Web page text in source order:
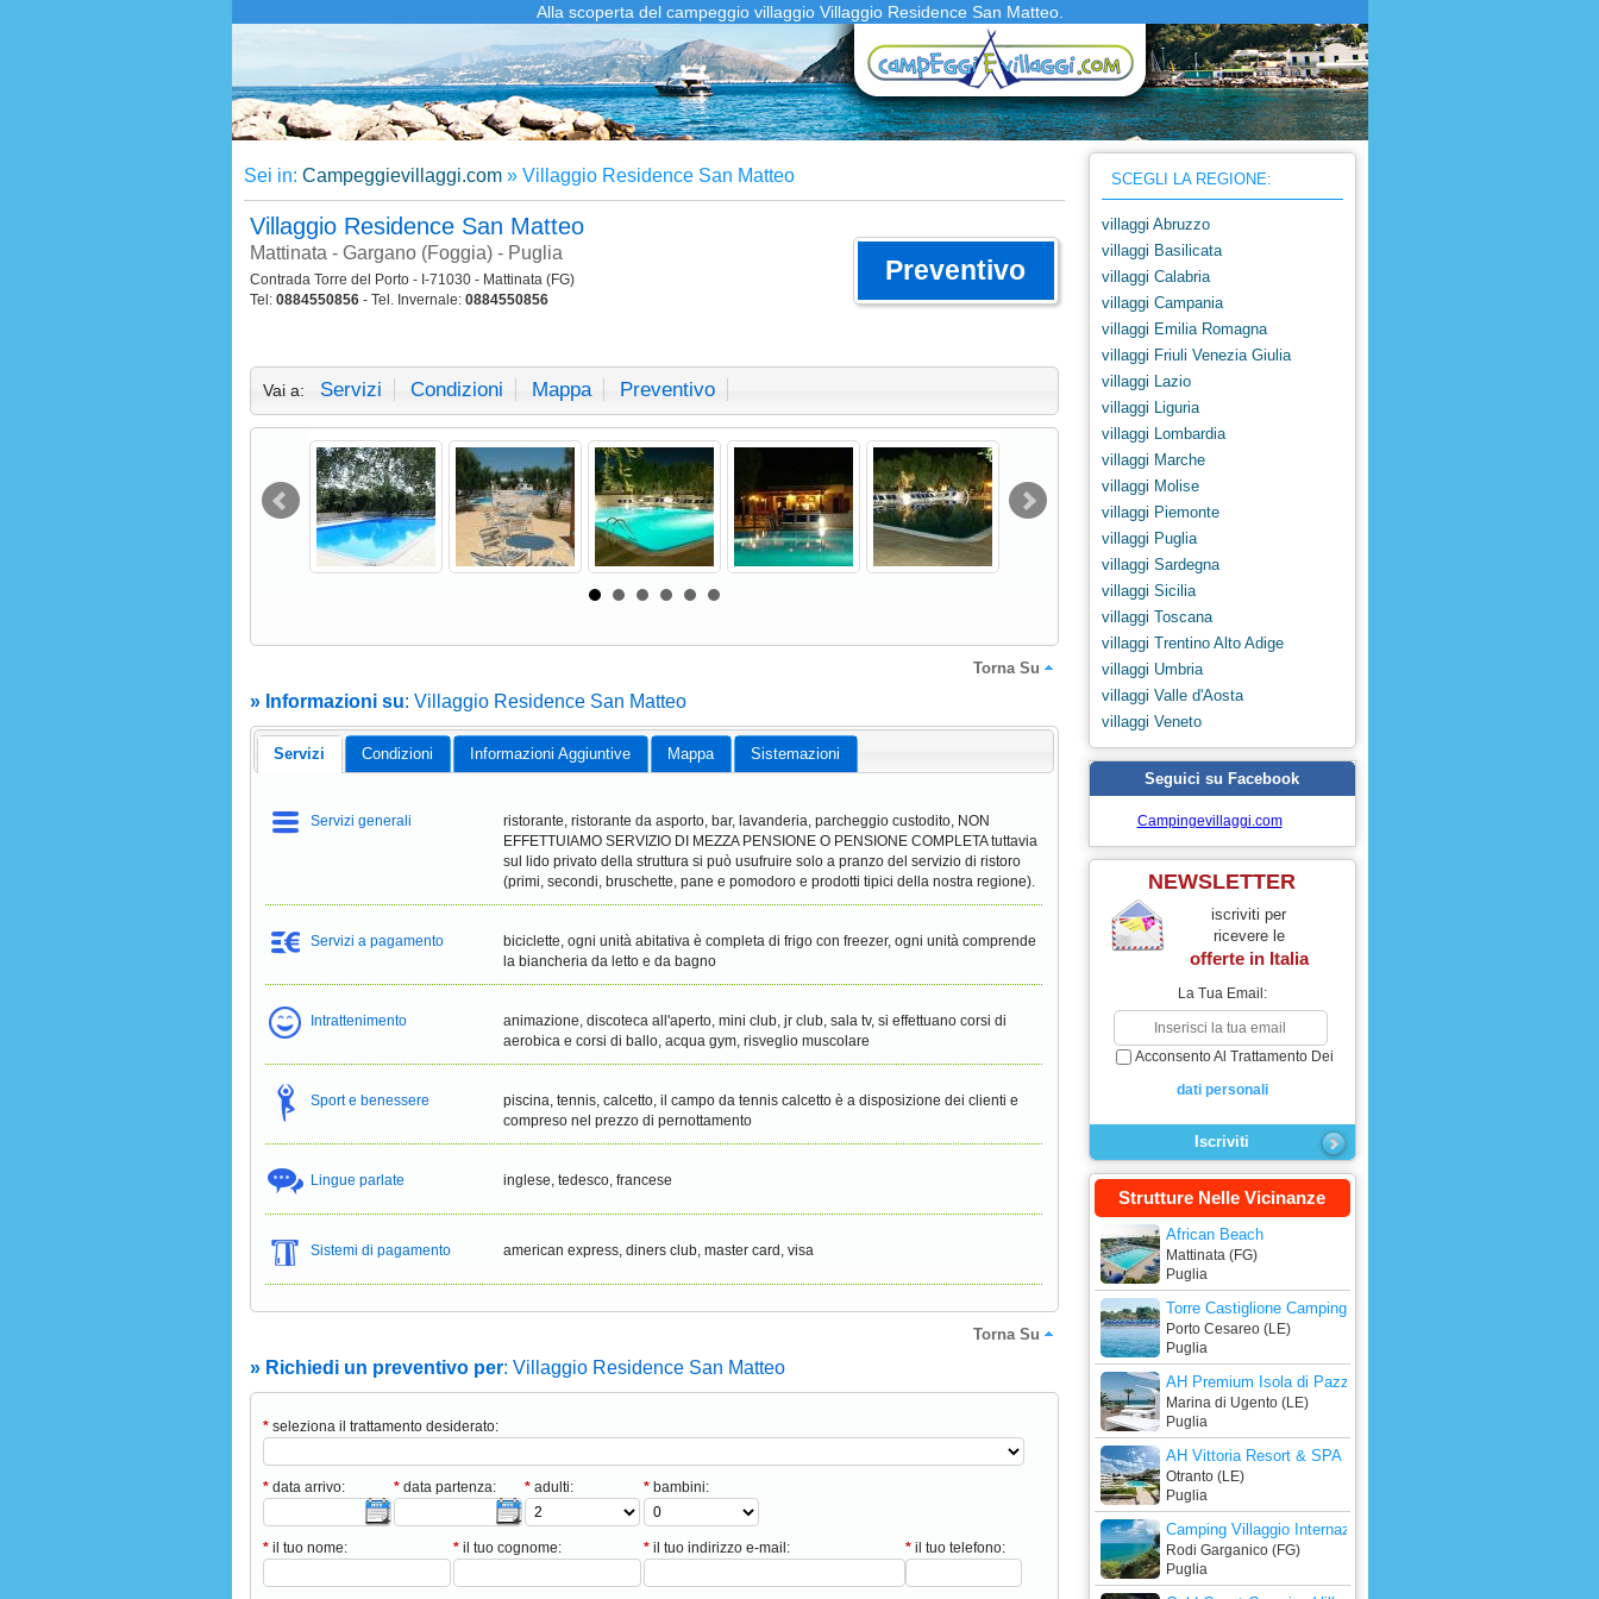
Alla scoperta del campeggio villaggio Villaggio Residence San Matteo.
Sei in: Campeggievillaggi.com» Villaggio Residence San Matteo
Villaggio Residence San Matteo
Mattinata - Gargano (Foggia) - Puglia
Contrada Torre del Porto - I-71030 - Mattinata (FG)
Tel: 0884550856- Tel. Invernale: 0884550856
Preventivo
Vai a: Servizi Condizioni Mappa Preventivo
Torna Su
» Informazioni su: Villaggio Residence San Matteo
Servizi Condizioni Informazioni Aggiuntive Mappa Sistemazioni
Servizi generali
ristorante, ristorante da asporto, bar, lavanderia, parcheggio custodito, NON
EFFETTUIAMO SERVIZIO DI MEZZA PENSIONE O PENSIONE COMPLETA tuttavia
sul lido privato della struttura si può usufruire solo a pranzo del servizio di ristoro
(primi, secondi, bruschette, pane e pomodoro e prodotti tipici della nostra regione).
Servizi a pagamento
biciclette, ogni unità abitativa è completa di frigo con freezer, ogni unità comprende
la biancheria da letto e da bagno
Intrattenimento
animazione, discoteca all'aperto, mini club, jr club, sala tv, si effettuano corsi di
aerobica e corsi di ballo, acqua gym, risveglio muscolare
Sport e benessere
piscina, tennis, calcetto, il campo da tennis calcetto è a disposizione dei clienti e
compreso nel prezzo di pernottamento
Lingue parlate inglese, tedesco, francese
Sistemi di pagamento american express, diners club, master card, visa
Torna Su
» Richiedi un preventivo per: Villaggio Residence San Matteo
*seleziona il trattamento desiderato:
*data arrivo: *data partenza: *adulti: *bambini:
*il tuo nome: *il tuo cognome: *il tuo indirizzo e-mail: *il tuo telefono:
SCEGLI LA REGIONE:
villaggi Abruzzo
villaggi Basilicata
villaggi Calabria
villaggi Campania
villaggi Emilia Romagna
villaggi Friuli Venezia Giulia
villaggi Lazio
villaggi Liguria
villaggi Lombardia
villaggi Marche
villaggi Molise
villaggi Piemonte
villaggi Puglia
villaggi Sardegna
villaggi Sicilia
villaggi Toscana
villaggi Trentino Alto Adige
villaggi Umbria
villaggi Valle d'Aosta
villaggi Veneto
Seguici su Facebook
Campingevillaggi.com
NEWSLETTER
iscriviti per
ricevere le
offerte in Italia
La Tua Email:
Acconsento Al Trattamento Dei
dati personali
Strutture Nelle Vicinanze
African Beach
Mattinata (FG)
Puglia
Torre Castiglione Camping Village
Porto Cesareo (LE)
Puglia
AH Premium Isola di Pazze Hotel Club
Marina di Ugento (LE)
Puglia
AH Vittoria Resort & SPA
Otranto (LE)
Puglia
Camping Villaggio Internazionale
Rodi Garganico (FG)
Puglia